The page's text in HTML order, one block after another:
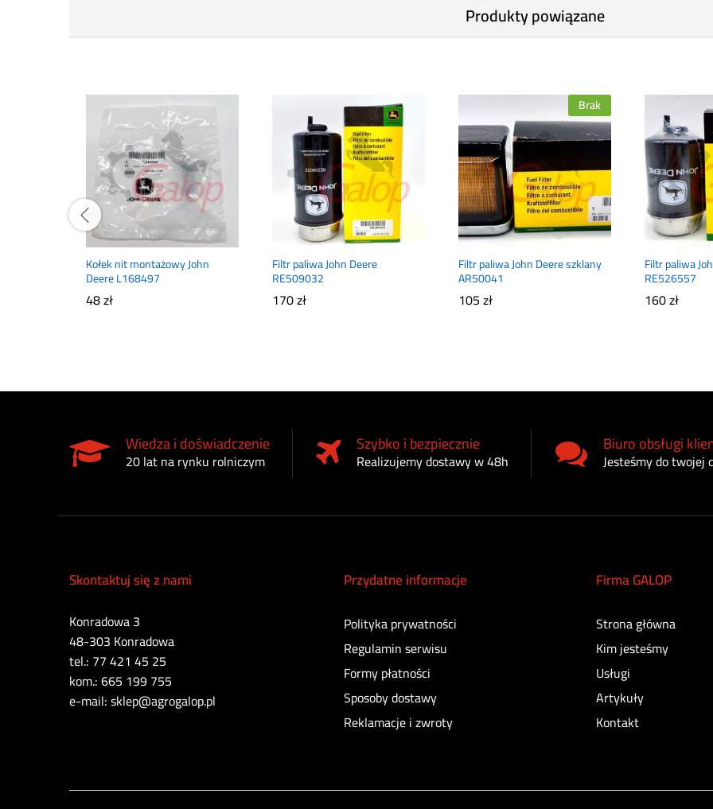
Produkty powiązane
Kołek nit montażowy John
Deere L168497
48zł
Filtr paliwa John Deere
RE509032
170zł
Brak
Filtr paliwa John Deere szklany
AR50041
105zł
Filtr paliwa
RE526557
160zł
Wiedza i doświadczenie
20 lat na rynku rolniczym
Szybko i bezpiecznie
Realizujemy dostawy w 48h
Biuro obsługi
Jesteśmy do twojej
Skontaktuj się z nami
Konradowa 3
48-303 Konradowa
tel.: 77 421 45 25
kom.: 665 199 755
e-mail: sklep@agrogalop.pl
Przydatne informacje
Polityka prywatności
Regulamin serwisu
Formy płatności
Sposoby dostawy
Reklamacje i zwroty
Firma GALOP
Strona główna
Kim jesteśmy
Usługi
Artykuły
Kontakt